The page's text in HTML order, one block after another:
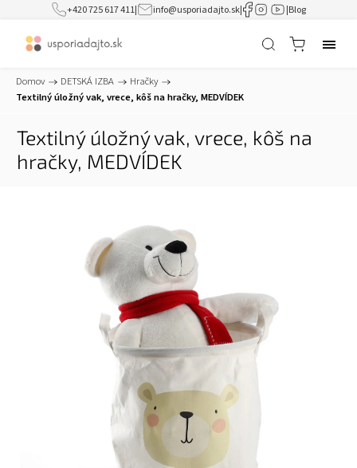
+420 725 617 411| info@usporiadajto.sk| |Blog
Domov / DETSKÁ IZBA / Hračky /
Textilný úložný vak, vrece, kôš na hračky, MEDVÍDEK
Textilný úložný vak, vrece, kôš na
hračky, MEDVÍDEK